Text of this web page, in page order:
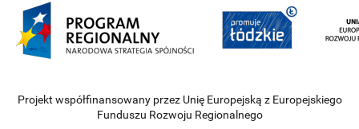
Projekt współfinansowany przez Unię Europejską z Europejskiego
Funduszu Rozwoju Regionalnego